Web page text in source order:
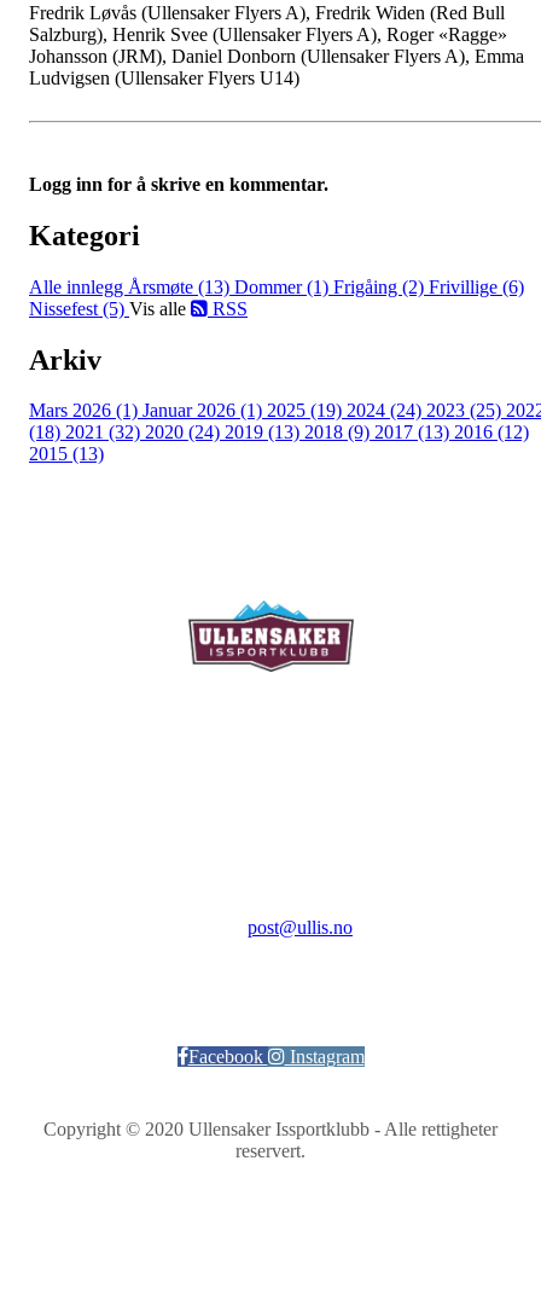
Fredrik Løvås (Ullensaker Flyers A), Fredrik Widen (Red Bull
Salzburg), Henrik Svee (Ullensaker Flyers A), Roger «Ragge»
Johansson (JRM), Daniel Donborn (Ullensaker Flyers A), Emma
Ludvigsen (Ullensaker Flyers U14)
Logg inn for å skrive en kommentar.
Kategori
Alle innlegg Årsmøte (13) Dommer (1) Frigåing (2) Frivillige (6)
Nissefest (5) Vis alle RSS
Arkiv
Mars 2026 (1) Januar 2026 (1) 2025 (19) 2024 (24) 2023 (25)
(18) 2021 (32) 2020 (24) 2019 (13) 2018 (9) 2017 (13) 2016 (12)
2015 (13)
post@ullis.no
Facebook Instagram
Copyright © 2020 Ullensaker Issportklubb - Alle rettigheter
reservert.